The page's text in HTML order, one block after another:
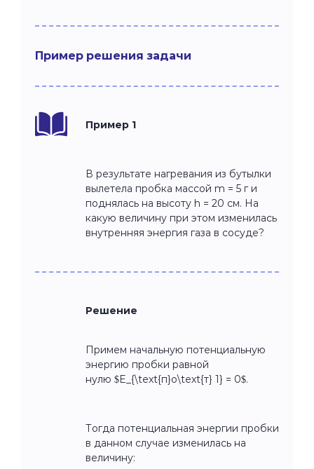
Пример решения задачи
Пример 1
В результате нагревания из бутылки
вылетела пробка массой m = 5 г и
поднялась на высоту h = 20 см. На
какую величину при этом изменилась
внутренняя энергия газа в сосуде?
Решение
Примем начальную потенциальную
энергию пробки равной
нулю $E_{\text{п}o\text{т} 1} = 0$.
Тогда потенциальная энергии пробки
в данном случае изменилась на
величину: